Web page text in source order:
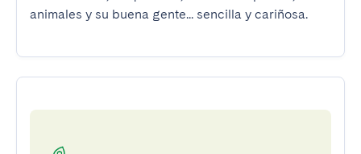
animales y su buena gente... sencilla y cariñosa.